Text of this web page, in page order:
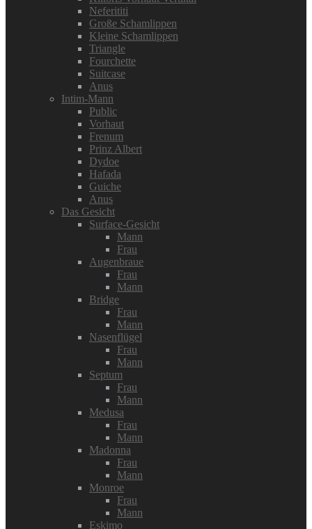
Neferititi
Große Schamlippen
Kleine Schamlippen
Triangle
Fourchette
Suitcase
Anus
Intim-Mann
Public
Vorhaut
Frenum
Prinz Albert
Dydoe
Hafada
Guiche
Anus
Das Gesicht
Surface-Gesicht
Mann
Frau
Augenbraue
Frau
Mann
Bridge
Frau
Mann
Nasenflügel
Frau
Mann
Septum
Frau
Mann
Medusa
Frau
Mann
Madonna
Frau
Mann
Monroe
Frau
Mann
Eskimo